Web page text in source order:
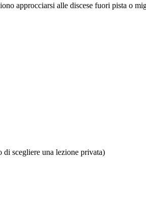
approcciarsi alle discese fuori pista o
di scegliere una lezione privata)